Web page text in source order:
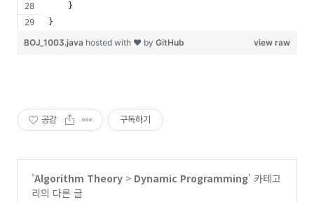
    }
}
view raw
BOJ_1003.java hosted with ❤ by GitHub
공감 구독하기
'Algorithm Theory > Dynamic Programming' 카테고
리의 다른 글